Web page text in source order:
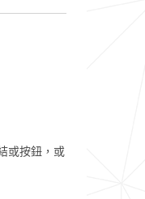
或按鈕，或